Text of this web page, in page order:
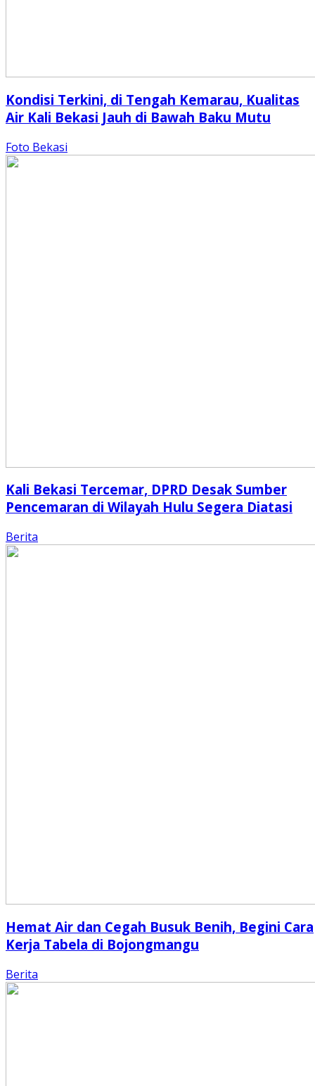
Kondisi Terkini, di Tengah Kemarau, Kualitas
Air Kali Bekasi Jauh di Bawah Baku Mutu
Foto Bekasi
Kali Bekasi Tercemar, DPRD Desak Sumber
Pencemaran di Wilayah Hulu Segera Diatasi
Berita
Hemat Air dan Cegah Busuk Benih, Begini Cara
Kerja Tabela di Bojongmangu
Berita